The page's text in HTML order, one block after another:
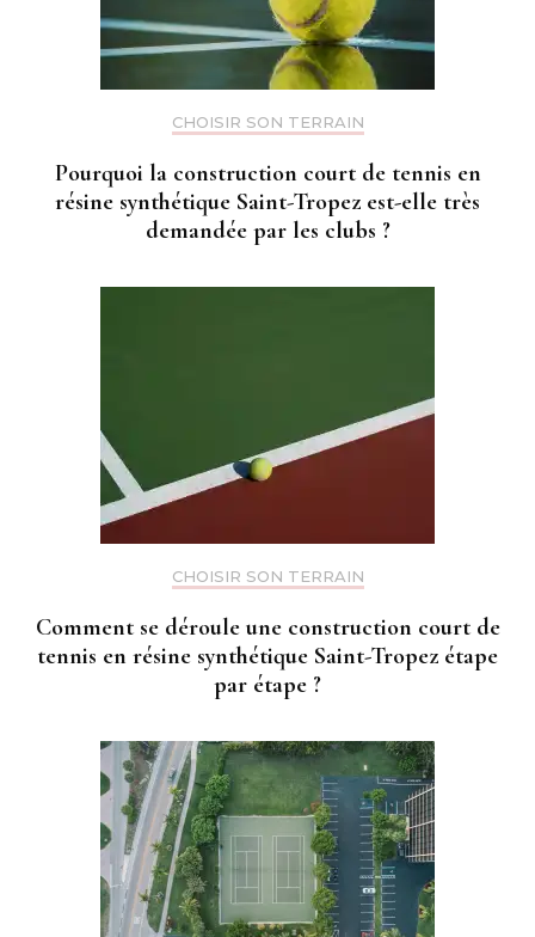
CHOISIR SON TERRAIN
Pourquoi la construction court de tennis en
résine synthétique Saint-Tropez est-elle très
demandée par les clubs ?
CHOISIR SON TERRAIN
Comment se déroule une construction court de
tennis en résine synthétique Saint-Tropez étape
par étape ?